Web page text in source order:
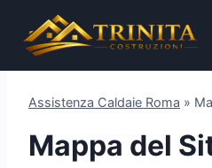
contenuto
Assistenza Caldaie Roma »
Mappa del